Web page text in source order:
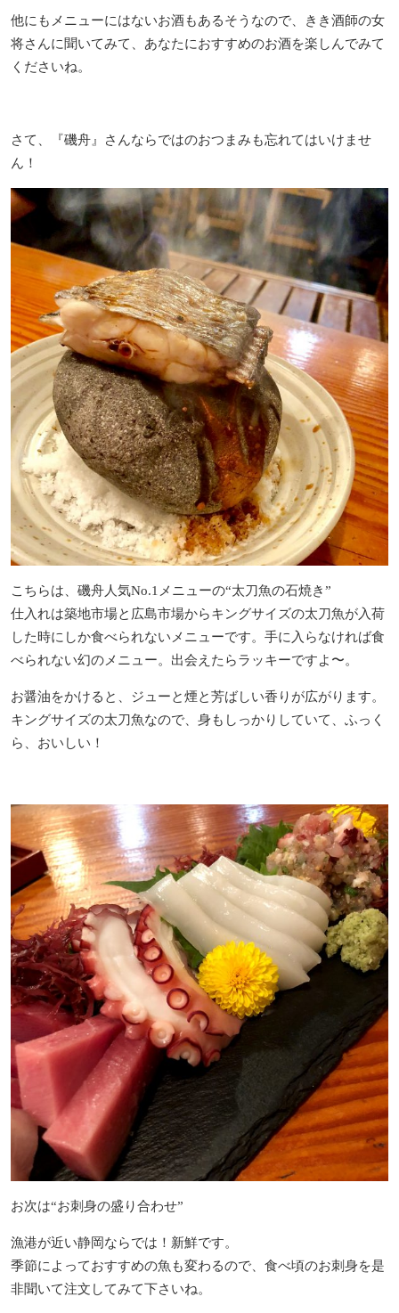
他にもメニューにはないお酒もあるそうなので、きき酒師の女
将さんに聞いてみて、あなたにおすすめのお酒を楽しんでみて
くださいね。
さて、『磯舟』さんならではのおつまみも忘れてはいけませ
ん！
こちらは、磯舟人気No.1メニューの“太刀魚の石焼き”
仕入れは築地市場と広島市場からキングサイズの太刀魚が入荷
した時にしか食べられないメニューです。手に入らなければ食
べられない幻のメニュー。出会えたらラッキーですよ〜。
お醤油をかけると、ジューと煙と芳ばしい香りが広がります。
キングサイズの太刀魚なので、身もしっかりしていて、ふっく
ら、おいしい！
お次は“お刺身の盛り合わせ”
漁港が近い静岡ならでは！新鮮です。
季節によっておすすめの魚も変わるので、食べ頃のお刺身を是
非聞いて注文してみて下さいね。